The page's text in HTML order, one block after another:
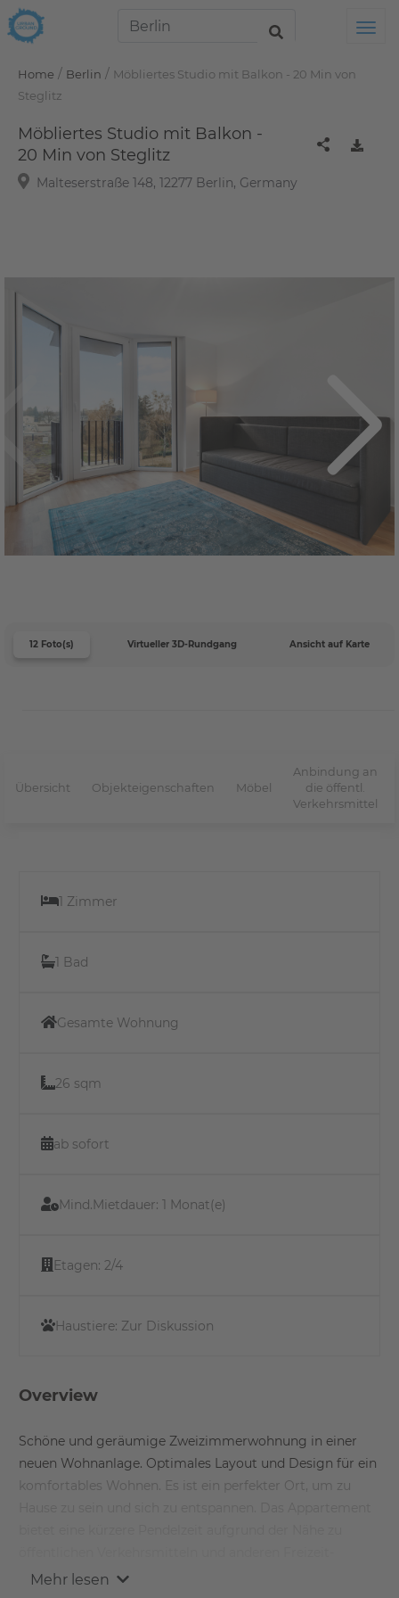
Home / Berlin / Möbliertes Studio mit Balkon - 20 Min von
Steglitz
Möbliertes Studio mit Balkon -
20 Min von Steglitz
Malteserstraße 148, 12277 Berlin, Germany
12 Foto(s) Virtueller 3D-Rundgang Ansicht auf Karte
Übersicht Objekteigenschaften Möbel
Anbindung an
die öffentl.
Verkehrsmittel
1 Zimmer
1 Bad
Gesamte Wohnung
26 sqm
ab sofort
Mind.Mietdauer: 1 Monat(e)
Etagen: 2/4
Haustiere: Zur Diskussion
Overview
Schöne und geräumige Zweizimmerwohnung in einer
neuen Wohnanlage. Optimales Layout und Design für ein
komfortables Wohnen. Es ist ein perfekter Ort, um zu
Hotspots in der Umgebung.
Mehr lesen